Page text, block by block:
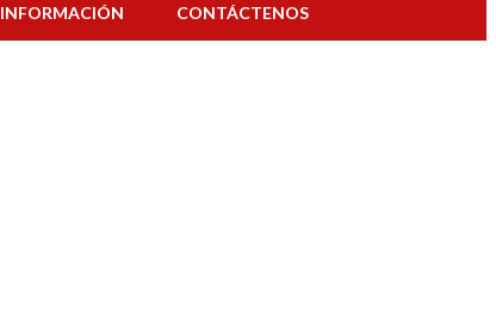
INFORMACIÓN CONTÁCTENOS